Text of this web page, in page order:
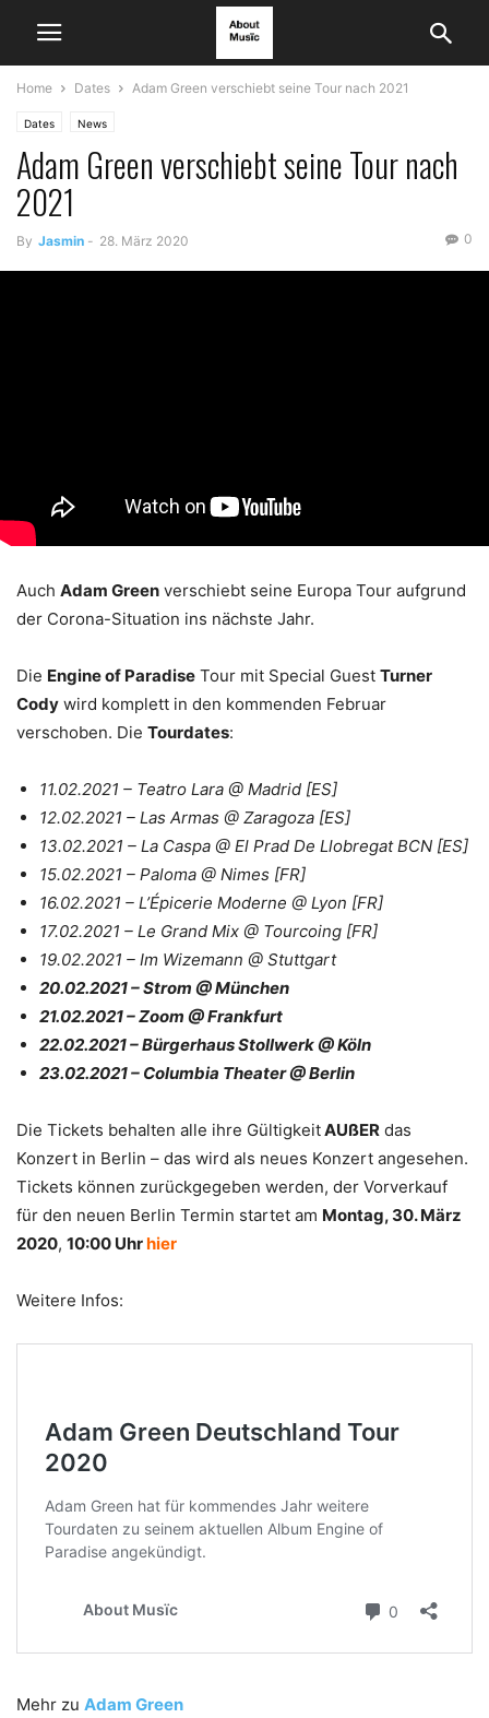
Home Dates Adam Green verschiebt seine Tour nach 2021
Dates News
Adam Green verschiebt seine Tour nach
2021
By Jasmin - 28. März 2020 0
Auch Adam Green verschiebt seine Europa Tour aufgrund
der Corona-Situation ins nächste Jahr.
Die Engine of Paradise Tour mit Special Guest Turner
Cody wird komplett in den kommenden Februar
verschoben. Die Tourdates:
11.02.2021 – Teatro Lara @ Madrid [ES]
12.02.2021 – Las Armas @ Zaragoza [ES]
13.02.2021 – La Caspa @ El Prad De Llobregat BCN [ES]
15.02.2021 – Paloma @ Nimes [FR]
16.02.2021 – L’Épicerie Moderne @ Lyon [FR]
17.02.2021 – Le Grand Mix @ Tourcoing [FR]
19.02.2021 – Im Wizemann @ Stuttgart
20.02.2021 – Strom @ München
21.02.2021 – Zoom @ Frankfurt
22.02.2021 – Bürgerhaus Stollwerk @ Köln
23.02.2021 – Columbia Theater @ Berlin
Die Tickets behalten alle ihre GültigkeitAUßER das
Konzert in Berlin – das wird als neues Konzert angesehen.
Tickets können zurückgegeben werden, der Vorverkauf
für den neuen Berlin Termin startet am Montag, 30. März
2020, 10:00 Uhrhier
Weitere Infos:
Mehr zu Adam Green